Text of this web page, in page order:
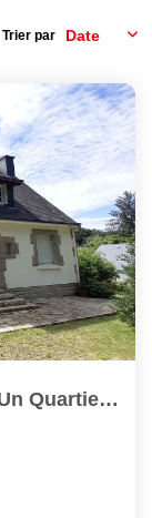
Trier par
Jolie Néo-Bretonne Située Dans Un Quartier Recherché De...